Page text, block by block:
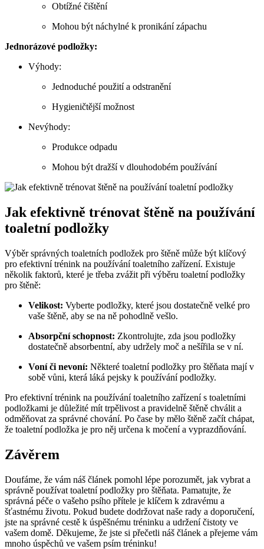
Obtížné čištění
Mohou být náchylné k pronikání zápachu
Jednorázové podložky:
Výhody:
Jednoduché použití a odstranění
Hygieničtější možnost
Nevýhody:
Produkce odpadu
Mohou být dražší v dlouhodobém používání
Jak efektivně trénovat štěně na používání
toaletní podložky
Výběr správných toaletních podložek pro štěně může být klíčový
pro efektivní trénink na používání toaletního zařízení. Existuje
několik faktorů, které je třeba zvážit při výběru toaletní podložky
pro štěně:
Velikost: Vyberte podložky, které jsou dostatečně velké pro
vaše štěně, aby se na ně pohodlně vešlo.
Absorpční schopnost: Zkontrolujte, zda jsou podložky
dostatečně absorbentní, aby udržely moč a nešířila se v ní.
Voní či nevoní: Některé toaletní podložky pro štěňata mají v
sobě vůni, která láká pejsky k používání podložky.
Pro efektivní trénink na používání toaletního zařízení s toaletními
podložkami je důležité mít trpělivost a pravidelně štěně chválit a
odměňovat za správné chování. Po čase by mělo štěně začít chápat,
že toaletní podložka je pro něj určena k močení a vyprazdňování.
Závěrem
Doufáme, že vám náš článek pomohl lépe porozumět, jak vybrat a
správně používat toaletní podložky pro štěňata. Pamatujte, že
správná péče o vašeho psího přítele je klíčem k zdravému a
šťastnému životu. Pokud budete dodržovat naše rady a doporučení,
jste na správné cestě k úspěšnému tréninku a udržení čistoty ve
vašem domě. Děkujeme, že jste si přečetli náš článek a přejeme vám
mnoho úspěchů ve vašem psím tréninku!